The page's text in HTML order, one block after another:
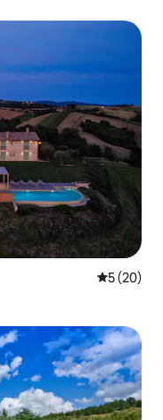
5 (20)